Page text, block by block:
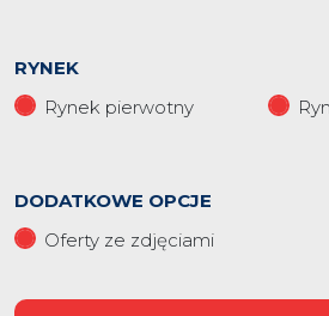
RYNEK
Rynek pierwotny
DODATKOWE OPCJE
Oferty ze zdjęciami